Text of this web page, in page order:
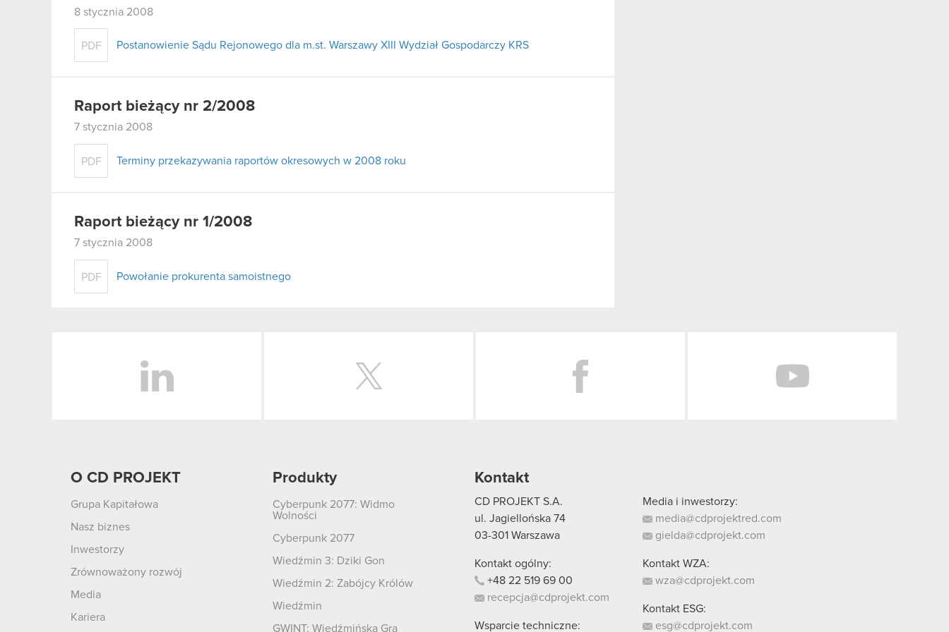
8 stycznia 2008
PDF Postanowienie Sądu Rejonowego dla m.st. Warszawy XIII Wydział Gospodarczy KRS
Raport bieżący nr 2/2008
7 stycznia 2008
PDF Terminy przekazywania raportów okresowych w 2008 roku
Raport bieżący nr 1/2008
7 stycznia 2008
PDF Powołanie prokurenta samoistnego
O CD PROJEKT
Grupa Kapitałowa
Nasz biznes
Inwestorzy
Zrównoważony rozwój
Media
Kariera
Produkty
Cyberpunk 2077: Widmo
Wolności
Cyberpunk 2077
Wiedźmin 3: Dziki Gon
Wiedźmin 2: Zabójcy Królów
Wiedźmin
GWINT: Wiedźmińska Gra
Kontakt
CD PROJEKT S.A.
ul. Jagiellońska 74
03-301 Warszawa
Kontakt ogólny:
+48 22 519 69 00
recepcja@cdprojekt.com
Wsparcie techniczne:
Media i inwestorzy:
media@cdprojektred.com
gielda@cdprojekt.com
Kontakt WZA:
wza@cdprojekt.com
Kontakt ESG:
esg@cdprojekt.com